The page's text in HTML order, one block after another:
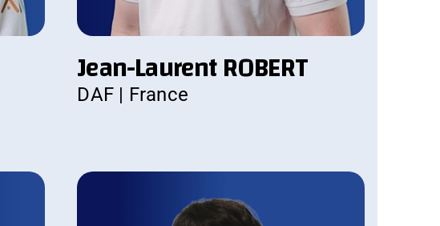
Jean-Laurent ROBERT
DAF | France